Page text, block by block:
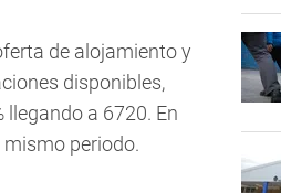
de alojamiento y
disponibles,
a 6720. En
mismo periodo.